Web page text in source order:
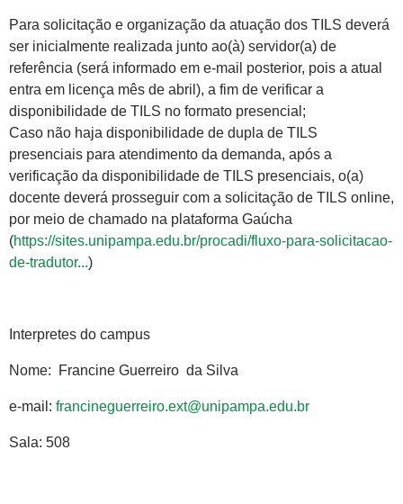
Para solicitação e organização da atuação dos TILS deverá
ser inicialmente realizada junto ao(à) servidor(a) de
referência (será informado em e-mail posterior, pois a atual
entra em licença mês de abril), a fim de verificar a
disponibilidade de TILS no formato presencial;
Caso não haja disponibilidade de dupla de TILS
presenciais para atendimento da demanda, após a
verificação da disponibilidade de TILS presenciais, o(a)
docente deverá prosseguir com a solicitação de TILS online,
por meio de chamado na plataforma Gaúcha
(https://sites.unipampa.edu.br/procadi/fluxo-para-solicitacao-
de-tradutor...)
Interpretes do campus
Nome: Francine Guerreiro da Silva
e-mail: francineguerreiro.ext@unipampa.edu.br
Sala: 508